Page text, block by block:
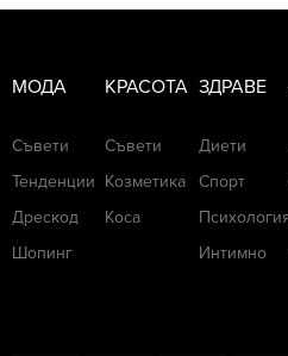
МОДА
Съвети
Тенденции
Дрескод
Шопинг
КРАСОТА
Съвети
Козметика
Коса
ЗДРАВЕ
Диети
Спорт
Интимно